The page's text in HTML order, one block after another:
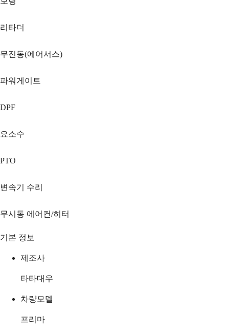
리타더
무진동(에어서스)
파워게이트
DPF
요소수
PTO
변속기 수리
무시동 에어컨/히터
기본 정보
제조사
타타대우
차량모델
프리마